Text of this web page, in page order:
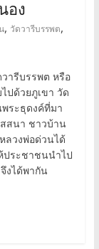
อง
, วัดวารีบรรพต,
ารีบรรพต หรือ
ปด้วยภูเขา วัด
ระธุดงค์ที่มา
สสนา ชาวบ้าน
ลวงพ่อด่วนได้
ประชาชนนำไป
งได้พากัน